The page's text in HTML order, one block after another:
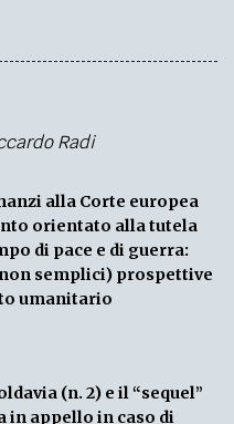
Radi
alla Corte europea
orientato alla tutela
di pace e di guerra:
semplici) prospettive
umanitario
(n. 2) e il “sequel”
in appello in caso di